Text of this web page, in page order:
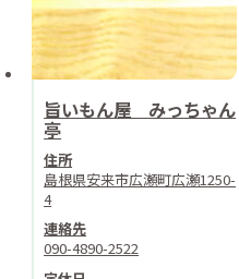
旨いもん屋 みっちゃん
亭
住所
島根県安来市広瀬町広瀬1250-
4
連絡先
090-4890-2522